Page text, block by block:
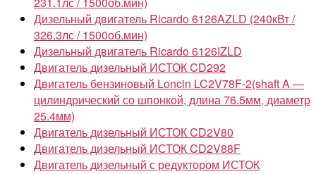
Дизельный двигатель Ricardo 6126AZLD (240кВт /
326.3лс / 1500об.мин)
Дизельный двигатель Ricardo 6126IZLD
Двигатель дизельный ИСТОК CD292
Двигатель бензиновый Loncin LC2V78F-2(shaft A —
цилиндрический со шпонкой, длина 76.5мм, диаметр
25.4мм)
Двигатель дизельный ИСТОК CD2V80
Двигатель дизельный ИСТОК CD2V88F
Двигатель дизельный с редуктором ИСТОК